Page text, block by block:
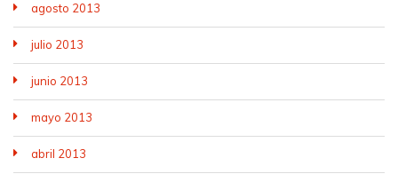
agosto 2013
julio 2013
junio 2013
mayo 2013
abril 2013